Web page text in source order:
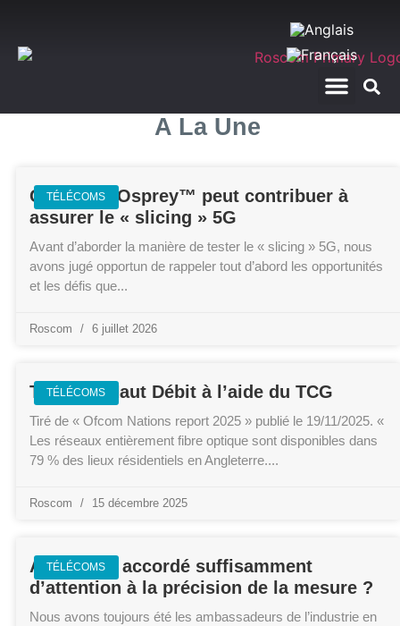
A La Une
TÉLÉCOMS
Comment Osprey™ peut contribuer à
assurer le « slicing » 5G
Avant d’aborder la manière de tester le « slicing » 5G, nous
avons jugé opportun de rappeler tout d’abord les opportunités
et les défis que
Roscom 6 juillet 2026
TÉLÉCOMS
Tests du Haut Débit à l’aide du TCG
Tiré de « Ofcom Nations report 2025 » publié le 19/11/2025. «
Les réseaux entièrement fibre optique sont disponibles dans
79 % des lieux résidentiels en Angleterre.
Roscom 15 décembre 2025
TÉLÉCOMS
Avez-vous accordé suffisamment
d’attention à la précision de la mesure ?
Nous avons toujours été les ambassadeurs de l’industrie en